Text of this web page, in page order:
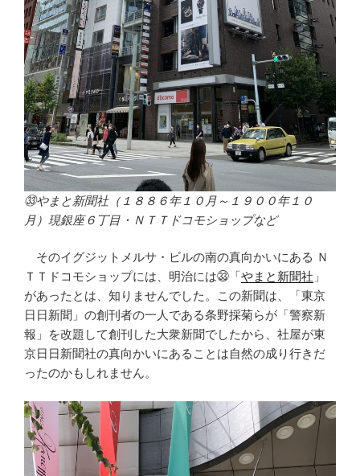
㉝やまと新聞社（１８８６年１０月～１９００年１０
月）現銀座６丁目・ＮＴＴドコモショップなど
そのイグジットメルサ・ビルの南の真向かいにある Ｎ
ＴＴドコモショップには、明治には㉝「やまと新聞社 」
があったとは、知りませんでした。この新聞は、「東京
日日新聞」の創刊者の一人である条野採菊らが「警察新
報」を改題して創刊した大衆新聞でしたから、社屋が東
京日日新聞社の真向かいにあることは自然の成り行きだ
ったのかもしれません。